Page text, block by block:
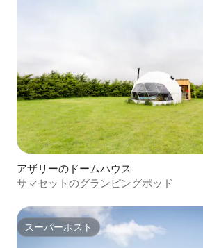
アザリーのドームハウス
サマセットのグランピングポッド
スーパーホスト
スーパーホスト